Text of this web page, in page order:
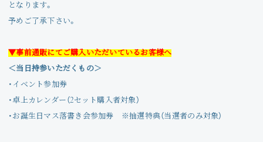
となります。
予めご了承下さい。
▼事前通販にてご購入いただいているお客様へ
＜当日持参いただくもの＞
・イベント参加券
・卓上カレンダー（2セット購入者対象）
・お誕生日マス落書き会参加券 ※抽選特典（当選者のみ対象）